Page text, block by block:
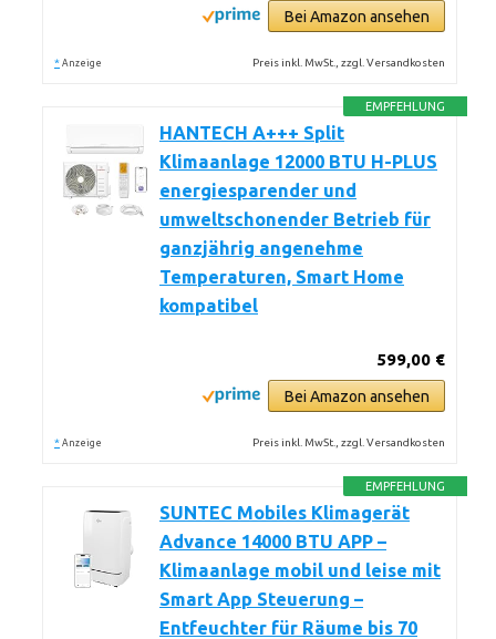
Bei Amazon ansehen
* Anzeige Preis inkl. MwSt., zzgl. Versandkosten
EMPFEHLUNG
HANTECH A+++ Split
Klimaanlage 12000 BTU H-PLUS
energiesparender und
umweltschonender Betrieb für
ganzjährig angenehme
Temperaturen, Smart Home
kompatibel
599,00 €
Bei Amazon ansehen
* Anzeige Preis inkl. MwSt., zzgl. Versandkosten
EMPFEHLUNG
SUNTEC Mobiles Klimagerät
Advance 14000 BTU APP –
Klimaanlage mobil und leise mit
Smart App Steuerung –
Entfeuchter für Räume bis 70